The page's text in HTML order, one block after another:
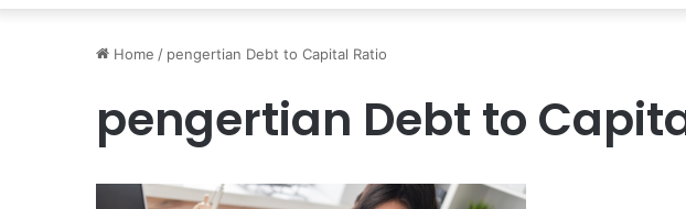
Home / pengertian Debt to Capital Ratio
pengertian Debt to